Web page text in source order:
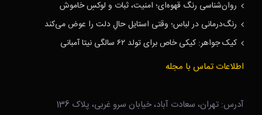
روان‌شناسی رنگ قهوه‌ای؛ امنیت، ثبات و لوکسِ خاموش
رنگ‌درمانی در لباس؛ وقتی استایل حالِ دلت را عوض می‌کند
کیک جواهر: کیکی خاص برای تولد ۶۲ سالگی نیتا آمبانی
اطلاعات تماس با مجله
آدرس: تهران، سعادت آباد، خیابان سرو غربی، پلاک 136